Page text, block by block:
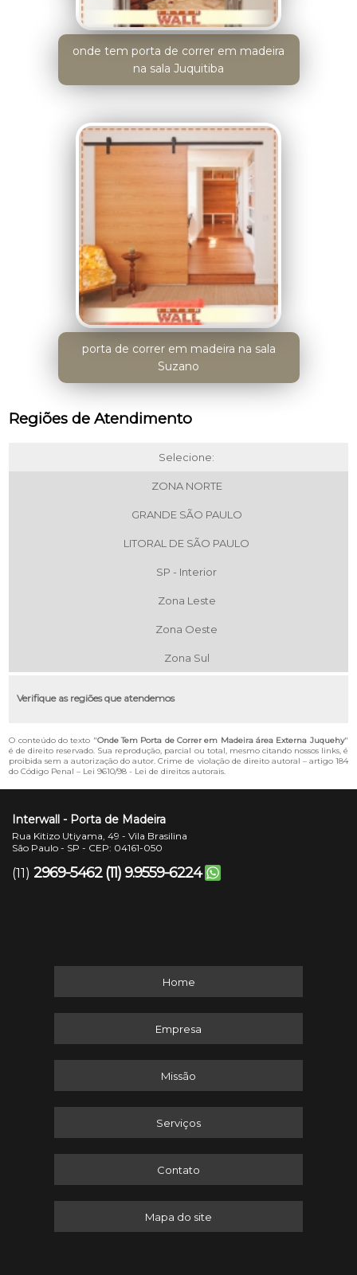
onde tem porta de correr em madeira
na sala Juquitiba
porta de correr em madeira na sala
Suzano
Regiões de Atendimento
Selecione:
ZONA NORTE
GRANDE SÃO PAULO
LITORAL DE SÃO PAULO
SP - Interior
Zona Leste
Zona Oeste
Zona Sul
Verifique as regiões que atendemos
O conteúdo do texto "Onde Tem Porta de Correr em Madeira área Externa Juquehy"
é de direito reservado. Sua reprodução, parcial ou total, mesmo citando nossos links, é
proibida sem a autorização do autor. Crime de violação de direito autoral – artigo 184
do Código Penal – Lei 9610/98 - Lei de direitos autorais.
Interwall - Porta de Madeira
Rua Kitizo Utiyama, 49 - Vila Brasilina
São Paulo - SP - CEP: 04161-050
(11) 2969-5462 (11) 9.9559-6224
Home
Empresa
Missão
Serviços
Contato
Mapa do site